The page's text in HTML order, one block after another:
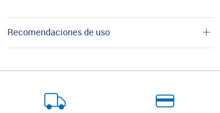
Recomendaciones de uso